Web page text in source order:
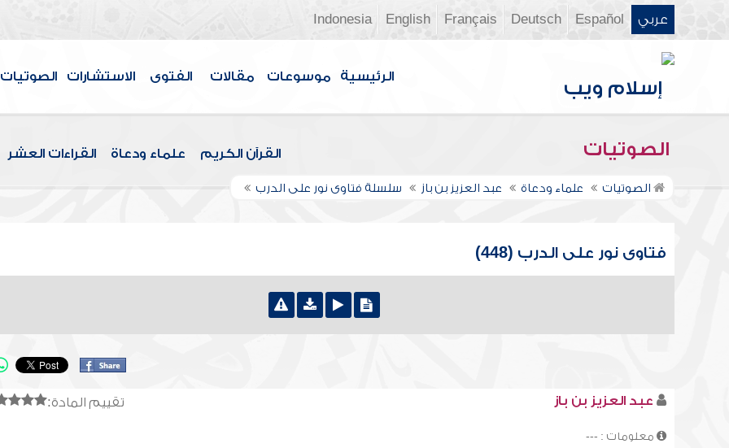
عربي Español
Deutsch
Français
English
Indonesia
الرئيسية موسوعات مقالات الفتوى الاستشارات الصوتيات
الصوتيات القرآن الكريم علماء ودعاة القراءات العشر
الصوتيات علماء ودعاة عبد العزيز بن باز سلسلة فتاوى نور على الدرب
فتاوى نور على الدرب (448)
تقييم المادة: عبد العزيز بن باز
معلومات : ---